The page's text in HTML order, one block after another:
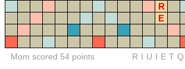
R
E
Mom scored 54 points RIUIETQ